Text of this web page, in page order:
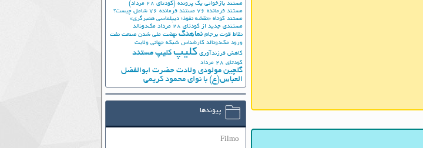
مستند بازخوانی یک پرونده (کودتای 28 مرداد)
مستند فرمانده 76
مستند فرمانده 76 شامل چیست؟
مستند کوتاه «نقشه نفوذ؛ دیپلماسی همبرگری»
مستندی جدید از کودتای 28 مرداد
مک‌دونالد
نقاط قوت برجام نماهنگ نهضت ملي شدن صنعت نفت
ورود مک‌دونالد کارشناس شبکه جهانی ولایت
کاهش فرزندآوری کلیپ کلیپ مستند
کودتای 28 مرداد
گلچین مولودی ولادت حضرت ابوالفضل
العباس(ع) با نوای محمود کریمی
پیوندها
Filmo